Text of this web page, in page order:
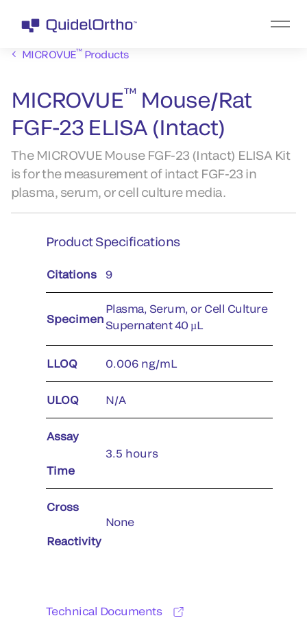
MICROVUE™Products
MICROVUE™ Mouse/Rat
FGF-23 ELISA (Intact)
The MICROVUE Mouse FGF-23 (Intact) ELISA Kit
is for the measurement of intact FGF-23 in
plasma, serum, or cell culture media.
Product Specifications
Citations 9
Specimen
Plasma, Serum, or Cell Culture
Supernatent 40 µL
LLOQ 0.006 ng/mL
ULOQ N/A
Assay
Time
3.5 hours
Cross
Reactivity
None
Technical Documents